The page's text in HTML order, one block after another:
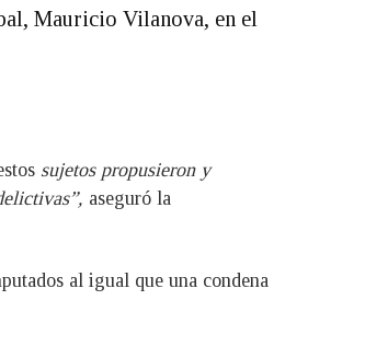
Mauricio Vilanova, en el
sujetos propusieron y
aseguró la
al igual que una condena